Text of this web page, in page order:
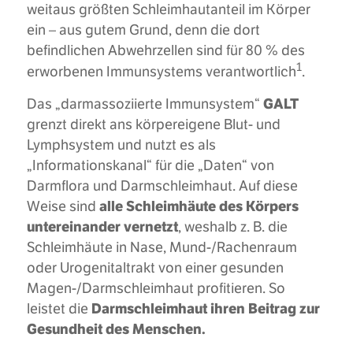
weitaus größten Schleimhautanteil im Körper
ein – aus gutem Grund, denn die dort
befindlichen Abwehrzellen sind für 80 % des
erworbenen Immunsystems verantwortlich1.
Das „darmassoziierte Immunsystem“ GALT
grenzt direkt ans körpereigene Blut- und
Lymphsystem und nutzt es als
„Informationskanal“ für die „Daten“ von
Darmflora und Darmschleimhaut. Auf diese
Weise sind alle Schleimhäute des Körpers
untereinander vernetzt, weshalb z. B. die
Schleimhäute in Nase, Mund-/Rachenraum
oder Urogenitaltrakt von einer gesunden
Magen-/Darmschleimhaut profitieren. So
leistet die Darmschleimhaut ihren Beitrag zur
Gesundheit des Menschen.